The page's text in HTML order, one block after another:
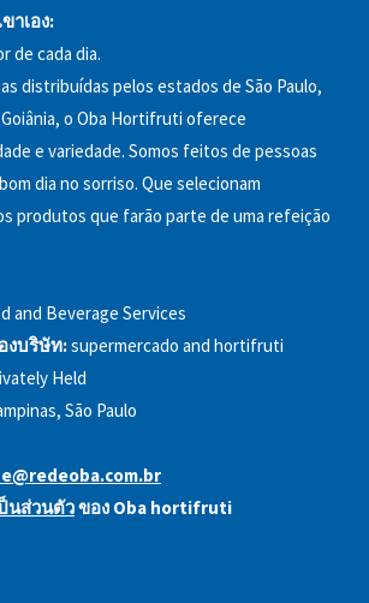
าเอง:
de cada dia.
distribuídas pelos estados de São Paulo,
o Oba Hortifruti oferece
e variedade. Somos feitos de pessoas
dia no sorriso. Que selecionam
produtos que farão parte de uma refeição
and Beverage Services
งบริษัท:supermercado and hortifruti
Held
São Paulo
นส่วนตัวของ Oba hortifruti